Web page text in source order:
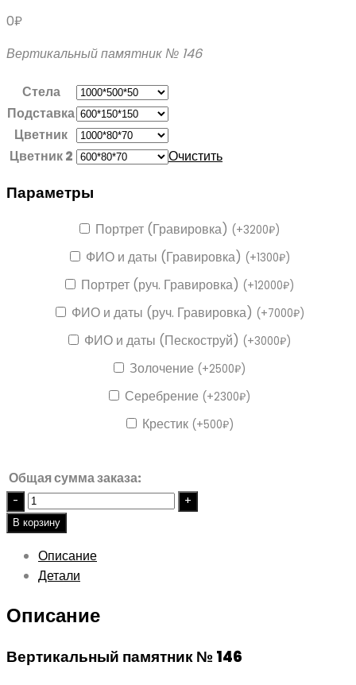
0₽
Вертикальный памятник № 146
Стела
Подставка
Цветник
Цветник 2
Очистить
Параметры
Портрет (Гравировка) (+3200₽)
ФИО и даты (Гравировка) (+1300₽)
Портрет (руч. Гравировка) (+12000₽)
ФИО и даты (руч. Гравировка) (+7000₽)
ФИО и даты (Пескоструй) (+3000₽)
Золочение (+2500₽)
Серебрение (+2300₽)
Крестик (+500₽)
Общая сумма заказа:
Quantity
В корзину
Описание
Детали
Описание
Вертикальный памятник № 146